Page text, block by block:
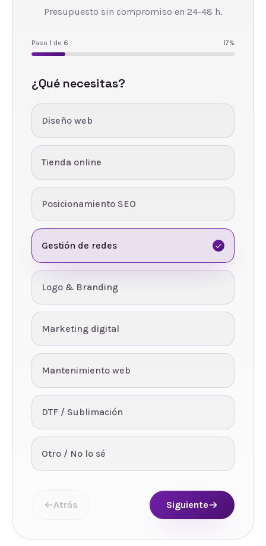
Presupuesto sin compromiso en 24-48 h.
Paso 1 de 6 17%
¿Qué necesitas?
Diseño web
Tienda online
Posicionamiento SEO
Gestión de redes
Logo & Branding
Marketing digital
Mantenimiento web
DTF / Sublimación
Otro / No lo sé
Atrás Siguiente